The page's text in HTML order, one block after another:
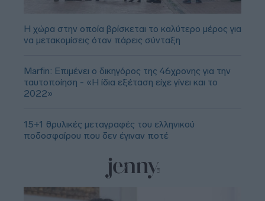
Η χώρα στην οποία βρίσκεται το καλύτερο μέρος για
να μετακομίσεις όταν πάρεις σύνταξη
Marfin: Επιμένει ο δικηγόρος της 46χρονης για την
ταυτοποίηση - «Η ίδια εξέταση είχε γίνει και το
2022»
15+1 θρυλικές μεταγραφές του ελληνικού
ποδοσφαίρου που δεν έγιναν ποτέ